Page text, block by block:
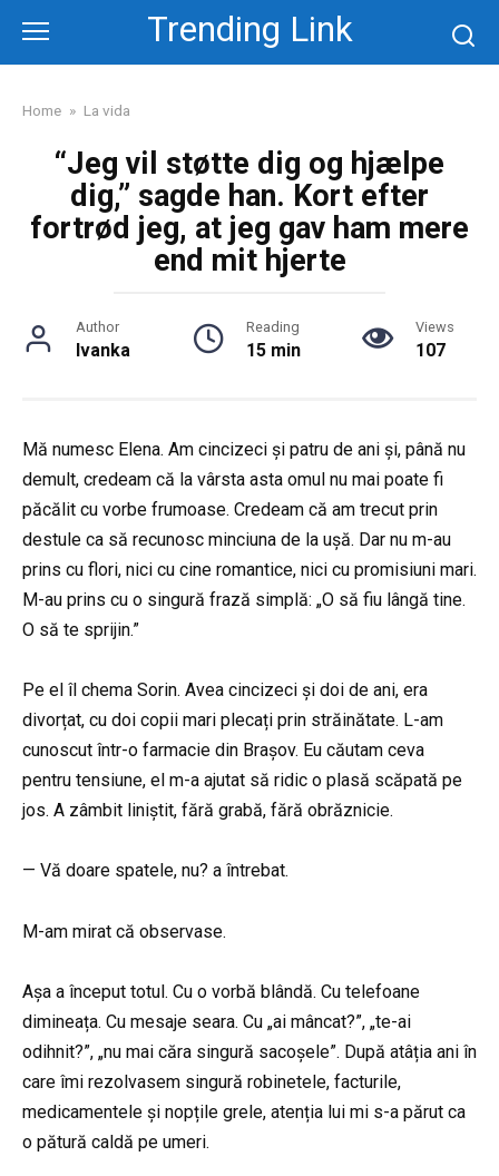
content
Trending Link
Home » La vida
“Jeg vil støtte dig og hjælpe
dig,” sagde han. Kort efter
fortrød jeg, at jeg gav ham mere
end mit hjerte
Author
Ivanka
Reading
15 min
Views
107
Mă numesc Elena. Am cincizeci și patru de ani și, până nu
demult, credeam că la vârsta asta omul nu mai poate fi
păcălit cu vorbe frumoase. Credeam că am trecut prin
destule ca să recunosc minciuna de la ușă. Dar nu m-au
prins cu flori, nici cu cine romantice, nici cu promisiuni mari.
M-au prins cu o singură frază simplă: „O să fiu lângă tine.
O să te sprijin.”
Pe el îl chema Sorin. Avea cincizeci și doi de ani, era
divorțat, cu doi copii mari plecați prin străinătate. L-am
cunoscut într-o farmacie din Brașov. Eu căutam ceva
pentru tensiune, el m-a ajutat să ridic o plasă scăpată pe
jos. A zâmbit liniștit, fără grabă, fără obrăznicie.
— Vă doare spatele, nu? a întrebat.
M-am mirat că observase.
Așa a început totul. Cu o vorbă blândă. Cu telefoane
dimineața. Cu mesaje seara. Cu „ai mâncat?”, „te-ai
odihnit?”, „nu mai căra singură sacoșele”. După atâția ani în
care îmi rezolvasem singură robinetele, facturile,
medicamentele și nopțile grele, atenția lui mi s-a părut ca
o pătură caldă pe umeri.